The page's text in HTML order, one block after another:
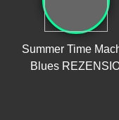
Summer Time
Blues